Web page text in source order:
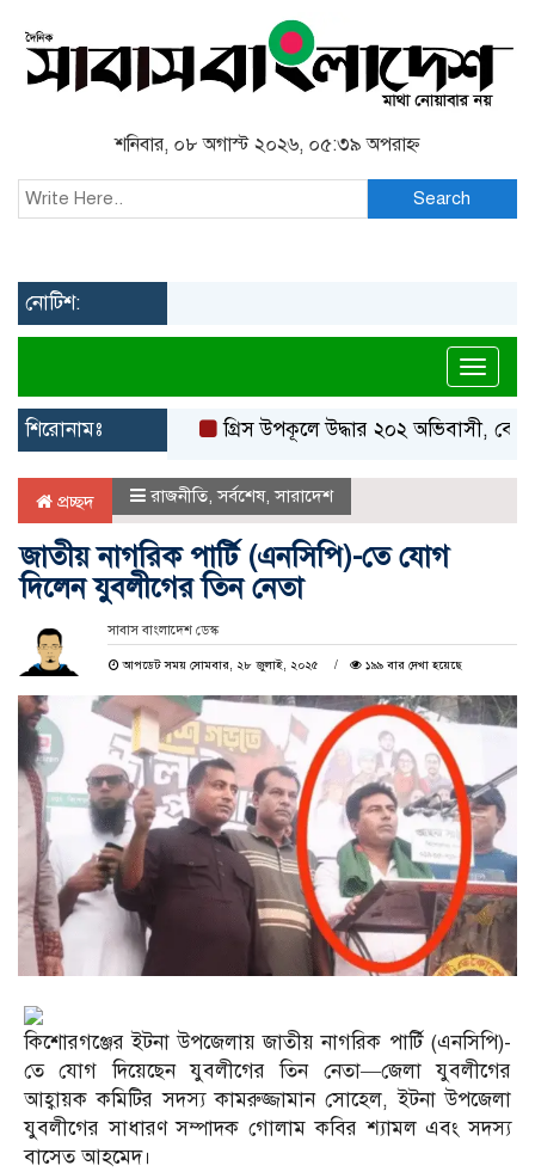
শনিবার, ০৮ অগাস্ট ২০২৬, ০৫:৩৯ অপরাহ্ন
Search
নোটিশ:
শিরোনামঃ গ্রিস উপকূলে উদ্ধার ২০২ অভিবাসী,
প্রচ্ছদ রাজনীতি,সর্বশেষ,সারাদেশ
জাতীয় নাগরিক পার্টি (এনসিপি)-তে যোগ
দিলেন যুবলীগের তিন নেতা
সাবাস বাংলাদেশ ডেস্ক
আপডেট সময় সোমবার, ২৮ জুলাই, ২০২৫ ১৯৯ বার দেখা হয়েছে
কিশোরগঞ্জের ইটনা উপজেলায় জাতীয় নাগরিক পার্টি (এনসিপি)-
তে যোগ দিয়েছেন যুবলীগের তিন নেতা—জেলা যুবলীগের
আহ্বায়ক কমিটির সদস্য কামরুজ্জামান সোহেল, ইটনা উপজেলা
যুবলীগের সাধারণ সম্পাদক গোলাম কবির শ্যামল এবং সদস্য
বাসেত আহমেদ।